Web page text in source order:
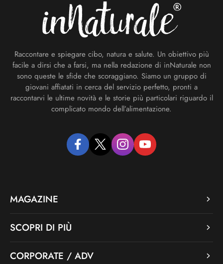
Raccontare e spiegare cibo, natura e salute. Un obiettivo più
facile a dirsi che a farsi, ma nella redazione di inNaturale non
sono queste le sfide che scoraggiano. Siamo un gruppo di
giovani affiatati in cerca del servizio perfetto, pronti a
raccontarvi le ultime novità e le storie più particolari riguardo il
complicato mondo dell’alimentazione.
facebooktwitter instagramyoutube
MAGAZINE
SCOPRI DI PIÙ
CORPORATE / ADV